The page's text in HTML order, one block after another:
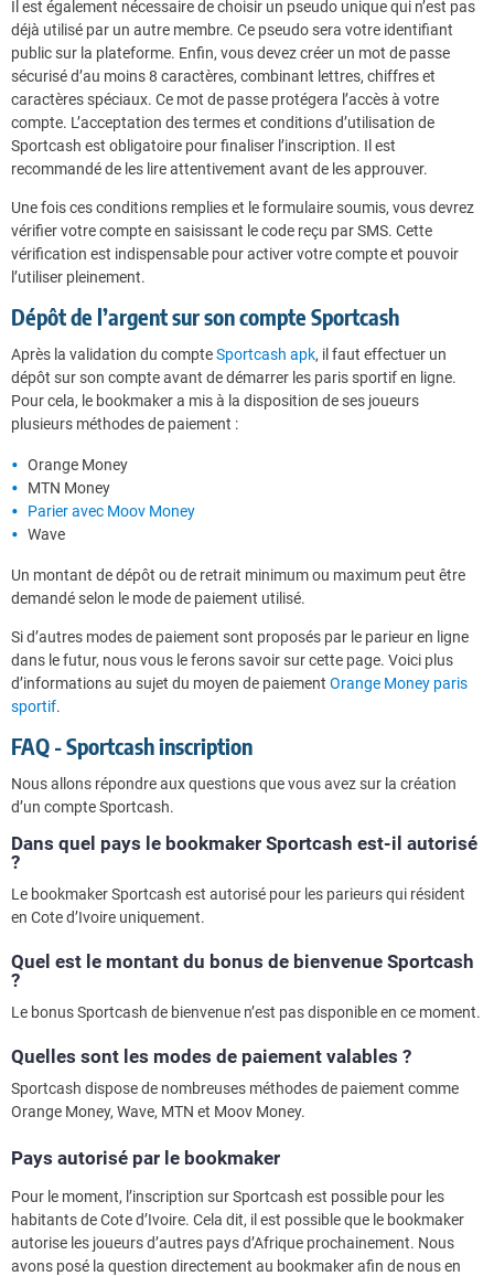
Il est également nécessaire de choisir un pseudo unique qui n’est pas
déjà utilisé par un autre membre. Ce pseudo sera votre identifiant
public sur la plateforme. Enfin, vous devez créer un mot de passe
sécurisé d’au moins 8 caractères, combinant lettres, chiffres et
caractères spéciaux. Ce mot de passe protégera l’accès à votre
compte. L’acceptation des termes et conditions d’utilisation de
Sportcash est obligatoire pour finaliser l’inscription. Il est
recommandé de les lire attentivement avant de les approuver.
Une fois ces conditions remplies et le formulaire soumis, vous devrez
vérifier votre compte en saisissant le code reçu par SMS. Cette
vérification est indispensable pour activer votre compte et pouvoir
l’utiliser pleinement.
Dépôt de l’argent sur son compte Sportcash
Après la validation du compteSportcash apk, il faut effectuer un
dépôt sur son compte avant de démarrer les paris sportif en ligne.
Pour cela, le bookmaker a mis à la disposition de ses joueurs
plusieurs méthodes de paiement :
Orange Money
MTN Money
Parier avec Moov Money
Wave
Un montant de dépôt ou de retrait minimum ou maximum peut être
demandé selon le mode de paiement utilisé.
Si d’autres modes de paiement sont proposés par le parieur en ligne
dans le futur, nous vous le ferons savoir sur cette page. Voici plus
d’informations au sujet du moyen de paiement Orange Money paris
sportif.
FAQ - Sportcash inscription
Nous allons répondre aux questions que vous avez sur la création
d’un compte Sportcash.
Dans quel pays le bookmaker Sportcash est-il autorisé
?
Le bookmaker Sportcash est autorisé pour les parieurs qui résident
en Cote d’Ivoire uniquement.
Quel est le montant du bonus de bienvenue Sportcash
?
Le bonus Sportcash de bienvenue n’est pas disponible en ce moment.
Quelles sont les modes de paiement valables ?
Sportcash dispose de nombreuses méthodes de paiement comme
Orange Money, Wave, MTN et Moov Money.
Pays autorisé par le bookmaker
Pour le moment, l’inscription sur Sportcash est possible pour les
habitants de Cote d’Ivoire. Cela dit, il est possible que le bookmaker
autorise les joueurs d’autres pays d’Afrique prochainement. Nous
avons posé la question directement au bookmaker afin de nous en